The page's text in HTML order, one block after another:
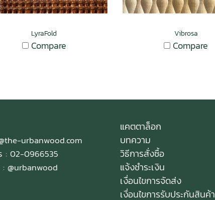
LyraFold
Compare
Vibrosa
Compare
urbanwood.com
: 02-0966535
@urbanwood
แคตตาล็อก
บทความ
วิธีการสั่งซื้อ
แจ้งชำระเงิน
เงื่อนไขการจัดส่ง
เงื่อนไขการรับประกันสินค้า